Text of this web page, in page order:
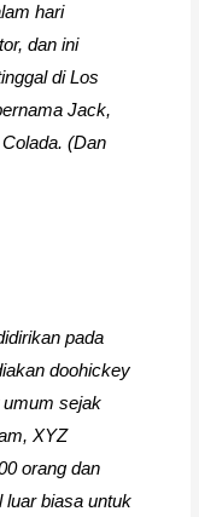
hari
dan ini
di Los
Jack,
(Dan
pada
doohickey
sejak
XYZ
orang dan
luar biasa untuk